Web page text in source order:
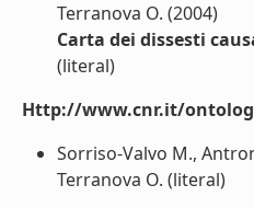
Terranova O. (2004)
Carta dei dissesti
(literal)
Http://www.cnr.it/
Sorriso-Valvo M.,
Terranova O. (literal)